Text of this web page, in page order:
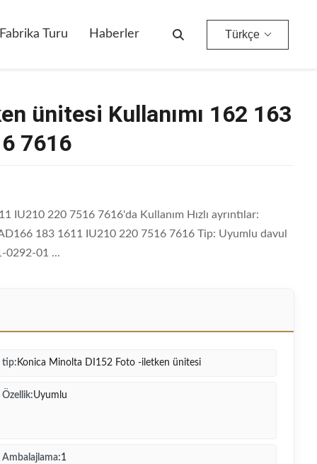
Fabrika Turu Haberler Türkçe
ünitesi Kullanımı 162 163
7616
220 7516 7616'da Kullanım Hızlı ayrıntılar:
183 1611 IU210 220 7516 7616 Tip: Uyumlu davul
0292-01 ...
tip: Konica Minolta DI152 Foto -iletken ünitesi
Özellik:Uyumlu
Ambalajlama:1